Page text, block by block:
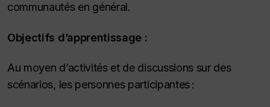
communautés en général.
Objectifs d’apprentissage :
Au moyen d’activités et de discussions sur des
scénarios, les personnes participantes :